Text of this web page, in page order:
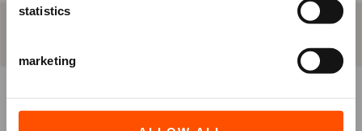
statistics
marketing